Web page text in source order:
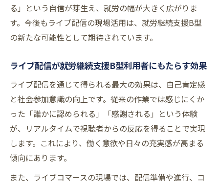
る」という自信が芽生え、就労の幅が大きく広がりま
す。今後もライブ配信の現場活用は、就労継続支援B型
の新たな可能性として期待されています。
ライブ配信が就労継続支援B型利用者にもたらす効果
ライブ配信を通じて得られる最大の効果は、自己肯定感
と社会参加意識の向上です。従来の作業では感じにくか
った「誰かに認められる」「感謝される」という体験
が、リアルタイムで視聴者からの反応を得ることで実現
します。これにより、働く意欲や日々の充実感が高まる
傾向にあります。
また、ライブコマースの現場では、配信準備や進行、コ